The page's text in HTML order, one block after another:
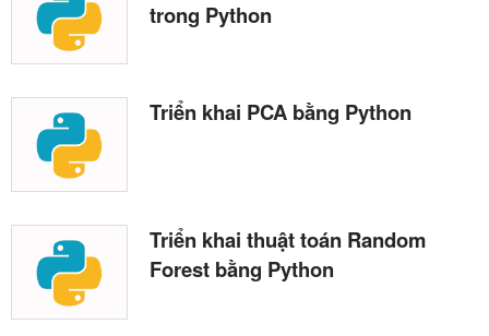
trong Python
Triển khai PCA bằng Python
Triển khai thuật toán Random
Forest bằng Python